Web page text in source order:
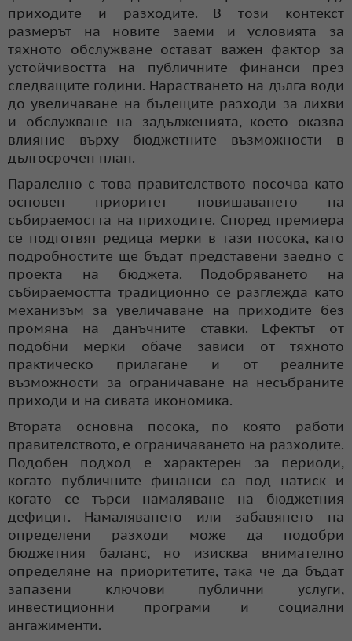
приходите и разходите. В този контекст
размерът на новите заеми и условията за
тяхното обслужване остават важен фактор за
устойчивостта на публичните финанси през
следващите години. Нарастването на дълга води
до увеличаване на бъдещите разходи за лихви
и обслужване на задълженията, което оказва
влияние върху бюджетните възможности в
дългосрочен план.
Паралелно с това правителството посочва като
основен приоритет повишаването на
събираемостта на приходите. Според премиера
се подготвят редица мерки в тази посока, като
подробностите ще бъдат представени заедно с
проекта на бюджета. Подобряването на
събираемостта традиционно се разглежда като
механизъм за увеличаване на приходите без
промяна на данъчните ставки. Ефектът от
подобни мерки обаче зависи от тяхното
практическо прилагане и от реалните
възможности за ограничаване на несъбраните
приходи и на сивата икономика.
Втората основна посока, по която работи
правителството, е ограничаването на разходите.
Подобен подход е характерен за периоди,
когато публичните финанси са под натиск и
когато се търси намаляване на бюджетния
дефицит. Намаляването или забавянето на
определени разходи може да подобри
бюджетния баланс, но изисква внимателно
определяне на приоритетите, така че да бъдат
запазени ключови публични услуги,
инвестиционни програми и социални
ангажименти.